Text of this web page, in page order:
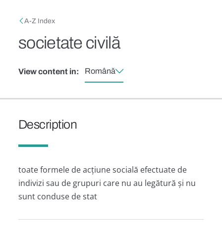
Breadcrumb
A-Z Index
societate civilă
View content in: Română
Description
toate formele de acțiune socială efectuate de
indivizi sau de grupuri care nu au legătură și nu
sunt conduse de stat